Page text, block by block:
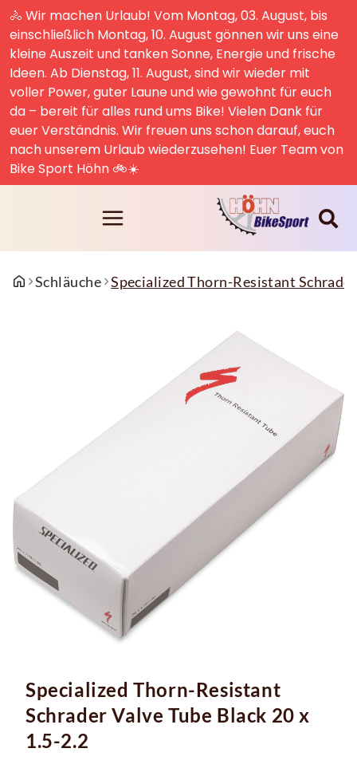
🚴 Wir machen Urlaub! Vom Montag, 03. August, bis
einschließlich Montag, 10. August gönnen wir uns eine
kleine Auszeit und tanken Sonne, Energie und frische
Ideen. Ab Dienstag, 11. August, sind wir wieder mit
voller Power, guter Laune und wie gewohnt für euch
da – bereit für alles rund ums Bike! Vielen Dank für
euer Verständnis. Wir freuen uns schon darauf, euch
nach unserem Urlaub wiederzusehen! Euer Team von
Bike Sport Höhn 🚲☀️
Schläuche Specialized Thorn-Resistant
Specialized Thorn-Resistant
Schrader Valve Tube Black 20 x
1.5-2.2